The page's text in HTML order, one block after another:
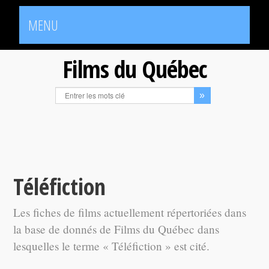
MENU
Films du Québec
Téléfiction
Les fiches de films actuellement répertoriées dans
la base de donnés de Films du Québec dans
lesquelles le terme « Téléfiction » est cité.